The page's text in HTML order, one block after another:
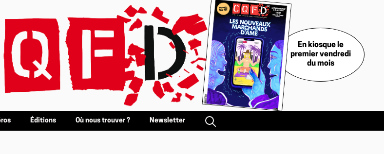
En kiosque le
premier vendredi
du mois
Éditions Où nous trouver ? Newsletter